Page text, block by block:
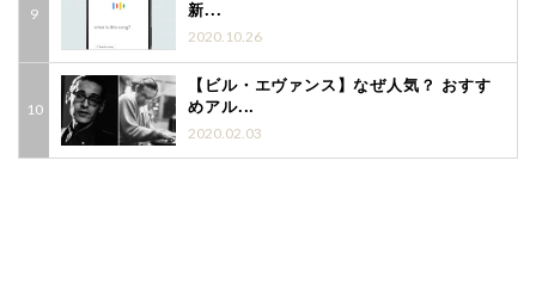
新...
2020.10.26
【ビル・エヴァンス】なぜ人気？ おすす
めアル...
2020.02.03